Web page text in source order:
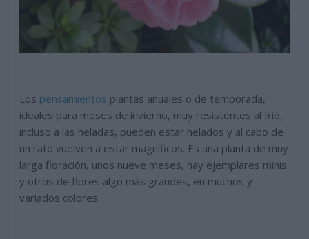
Los pensamientos plantas anuales o de temporada,
ideales para meses de invierno, muy resistentes al frió,
incluso a las heladas, pueden estar helados y al cabo de
un rato vuelven a estar magníficos. Es una planta de muy
larga floración, unos nueve meses, hay ejemplares minis
y otros de flores algo más grandes, en muchos y
variados colores.